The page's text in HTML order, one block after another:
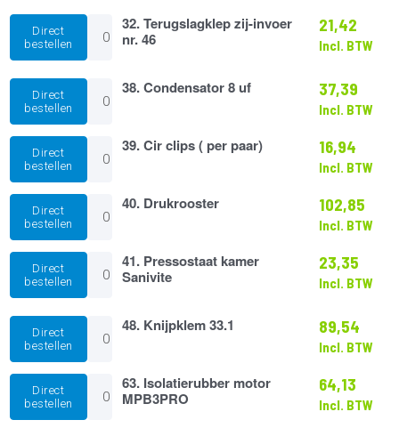
zwart
aantal
Direct
bestellen
32.
Terugslagklep
zij-
nr.
aantal
32. Terugslagklep zij-invoer
nr. 46
21,42
Incl. BTW
Direct
bestellen
38.
Condensator
8
uf
aantal
38. Condensator 8 uf 37,39
Incl. BTW
Direct
bestellen
39.
Cir
clips
(
per
paar)
aantal
39. Cir clips ( per paar) 16,94
Incl. BTW
Direct
bestellen
40.
Drukrooster
aantal
40. Drukrooster 102,85
Incl. BTW
Direct
bestellen
41.
Pressostaat
kamer
aantal
41. Pressostaat kamer
Sanivite
23,35
Incl. BTW
Direct
bestellen
48.
Knijpklem
33.1
aantal
48. Knijpklem 33.1 89,54
Incl. BTW
Direct
bestellen
63.
Isolatierubber
motor
63. Isolatierubber motor
MPB3PRO
64,13
Incl. BTW